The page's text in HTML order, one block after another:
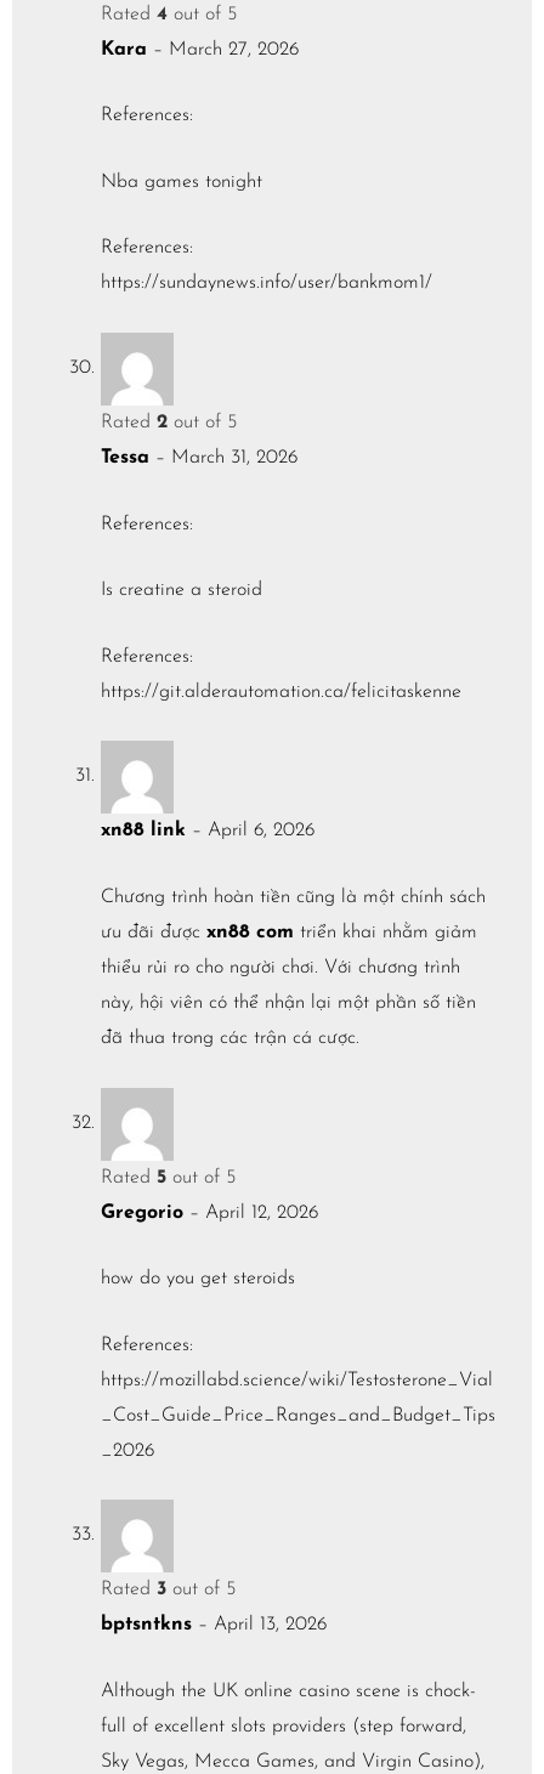
Rated 4 out of 5
Kara – March 27, 2026
References:
Nba games tonight
References:
https://sundaynews.info/user/bankmom1/
Rated 2 out of 5
Tessa – March 31, 2026
References:
Is creatine a steroid
References:
https://git.alderautomation.ca/felicitaskenne
xn88 link – April 6, 2026
Chương trình hoàn tiền cũng là một chính sách
ưu đãi được xn88 com triển khai nhằm giảm
thiểu rủi ro cho người chơi. Với chương trình
này, hội viên có thể nhận lại một phần số tiền
đã thua trong các trận cá cược.
Rated 5 out of 5
Gregorio – April 12, 2026
how do you get steroids
References:
https://mozillabd.science/wiki/Testosterone_Vial
_Cost_Guide_Price_Ranges_and_Budget_Tips
_2026
Rated 3 out of 5
bptsntkns – April 13, 2026
Although the UK online casino scene is chock-
full of excellent slots providers (step forward,
Sky Vegas, Mecca Games, and Virgin Casino),